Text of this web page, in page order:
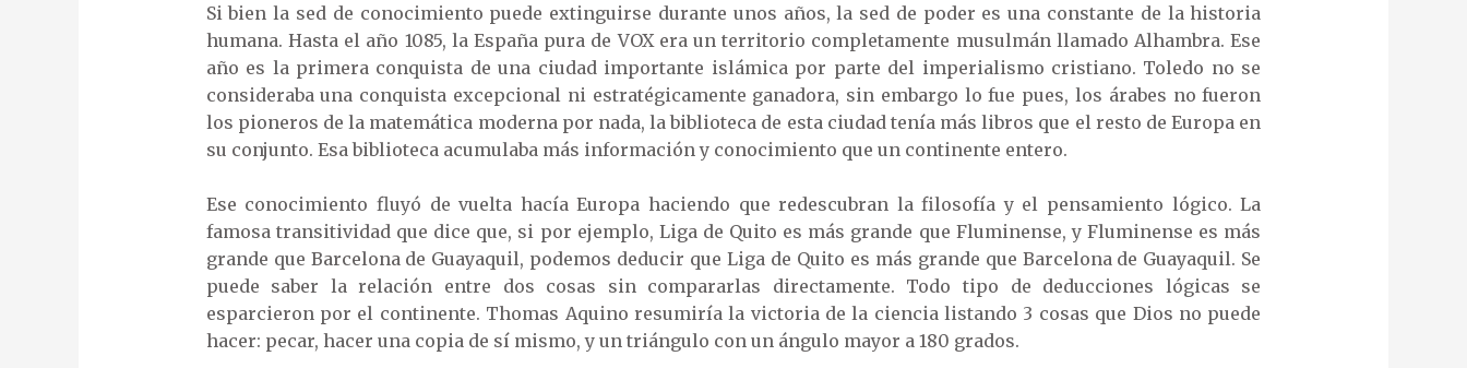
Si bien la sed de conocimiento puede extinguirse durante unos años, la sed de poder es una constante de la historia
humana. Hasta el año 1085, la España pura de VOX era un territorio completamente musulmán llamado Alhambra. Ese
año es la primera conquista de una ciudad importante islámica por parte del imperialismo cristiano. Toledo no se
consideraba una conquista excepcional ni estratégicamente ganadora, sin embargo lo fue pues, los árabes no fueron
los pioneros de la matemática moderna por nada, la biblioteca de esta ciudad tenía más libros que el resto de Europa en
su conjunto. Esa biblioteca acumulaba más información y conocimiento que un continente entero.
Ese conocimiento fluyó de vuelta hacía Europa haciendo que redescubran la filosofía y el pensamiento lógico. La
famosa transitividad que dice que, si por ejemplo, Liga de Quito es más grande que Fluminense, y Fluminense es más
grande que Barcelona de Guayaquil, podemos deducir que Liga de Quito es más grande que Barcelona de Guayaquil. Se
puede saber la relación entre dos cosas sin compararlas directamente. Todo tipo de deducciones lógicas se
esparcieron por el continente. Thomas Aquino resumiría la victoria de la ciencia listando 3 cosas que Dios no puede
hacer: pecar, hacer una copia de sí mismo, y un triángulo con un ángulo mayor a 180 grados.